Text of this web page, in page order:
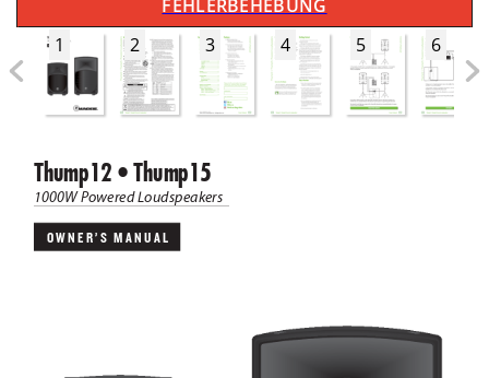
FEHLERBEHEBUNG
1
2 3 4 5 6
OWNER’S  MANUAL
1000W Powered Loudspeakers
Thump12 • Thump15